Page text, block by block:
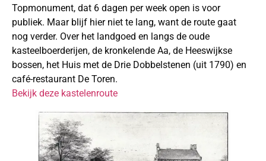
Topmonument, dat 6 dagen per week open is voor
publiek. Maar blijf hier niet te lang, want de route gaat
nog verder. Over het landgoed en langs de oude
kasteelboerderijen, de kronkelende Aa, de Heeswijkse
bossen, het Huis met de Drie Dobbelstenen (uit 1790) en
café-restaurant De Toren.
Bekijk deze kastelenroute